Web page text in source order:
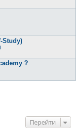
Study)
?
Перейти